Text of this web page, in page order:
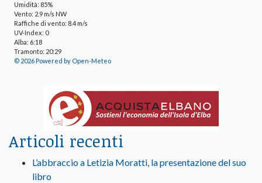
Umidità: 85%
Vento: 2.9 m/s NW
Raffiche di vento: 8.4 m/s
UV-Index: 0
Alba: 6:18
Tramonto: 20:29
© 2026 Powered by Open-Meteo
Articoli recenti
L’abbraccio a Letizia Moratti, la presentazione del suo
libro